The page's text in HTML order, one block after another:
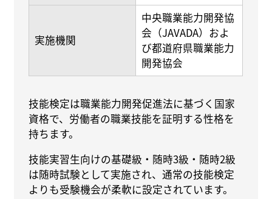
実施機関
中央職業能力開発協
会（JAVADA）およ
び都道府県職業能力
開発協会
技能検定は職業能力開発促進法に基づく国家
資格で、労働者の職業技能を証明する性格を
持ちます。
技能実習生向けの基礎級・随時3級・随時2級
は随時試験として実施され、通常の技能検定
よりも受験機会が柔軟に設定されています。